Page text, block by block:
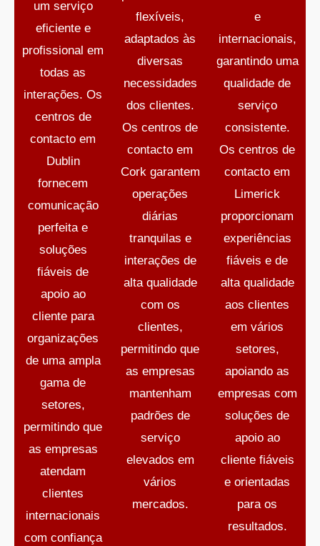
um serviço
eficiente e
profissional em
todas as
interações. Os
centros de
contacto em
Dublin
fornecem
comunicação
perfeita e
soluções
fiáveis de
apoio ao
cliente para
organizações
de uma ampla
gama de
setores,
permitindo que
as empresas
atendam
clientes
internacionais
com confiança
flexíveis,
adaptados às
diversas
necessidades
dos clientes.
Os centros de
contacto em
Cork garantem
operações
diárias
tranquilas e
interações de
alta qualidade
com os
clientes,
permitindo que
as empresas
mantenham
padrões de
serviço
elevados em
vários
mercados.
e
internacionais,
garantindo uma
qualidade de
serviço
consistente.
Os centros de
contacto em
Limerick
proporcionam
experiências
fiáveis e de
alta qualidade
aos clientes
em vários
setores,
apoiando as
empresas com
soluções de
apoio ao
cliente fiáveis
e orientadas
para os
resultados.